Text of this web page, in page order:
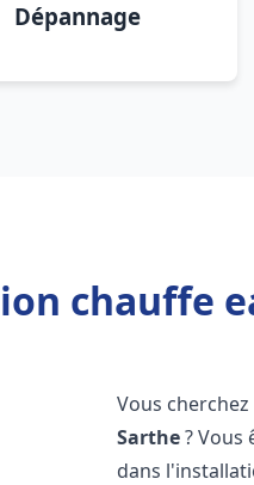
Dépannage
chauffe
Vous
Sarthe? Vous
dans